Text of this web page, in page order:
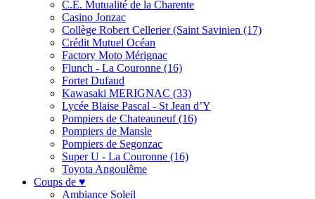
C.E. Mutualité de la Charente
Casino Jonzac
Collège Robert Cellerier (Saint Savinien (17)
Crédit Mutuel Océan
Factory Moto Mérignac
Flunch - La Couronne (16)
Fortet Dufaud
Kawasaki MERIGNAC (33)
Lycée Blaise Pascal - St Jean d’Y
Pompiers de Chateauneuf (16)
Pompiers de Mansle
Pompiers de Segonzac
Super U - La Couronne (16)
Toyota Angoulême
Coups de ♥
Ambiance Soleil